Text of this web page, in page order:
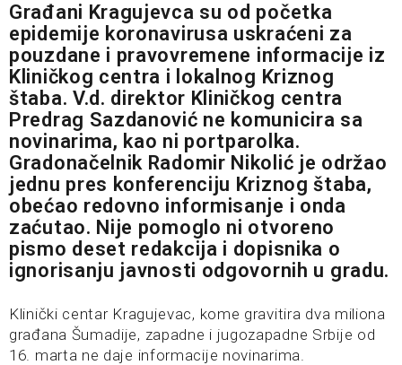
Građani Kragujevca su od početka
epidemije koronavirusa uskraćeni za
pouzdane i pravovremene informacije iz
Kliničkog centra i lokalnog Kriznog
štaba. V.d. direktor Kliničkog centra
Predrag Sazdanović ne komunicira sa
novinarima, kao ni portparolka.
Gradonačelnik Radomir Nikolić je održao
jednu pres konferenciju Kriznog štaba,
obećao redovno informisanje i onda
zaćutao. Nije pomoglo ni otvoreno
pismo deset redakcija i dopisnika o
ignorisanju javnosti odgovornih u gradu.
Klinički centar Kragujevac, kome gravitira dva miliona
građana Šumadije, zapadne i jugozapadne Srbije od
16. marta ne daje informacije novinarima.